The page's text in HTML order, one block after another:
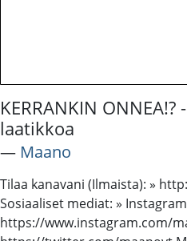
KERRANKIN
laatikkoa
― Maano
Tilaa kanavani (Ilmaista): »
Sosiaaliset mediat: »
https://www.instagram.com/